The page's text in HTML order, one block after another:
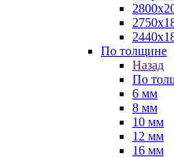
По толщине
Назад
По
6 мм
8 мм
10 мм
12 мм
16 мм